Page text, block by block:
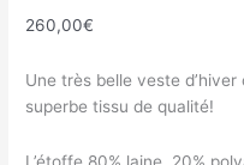
260,00€
Une très belle veste
superbe tissu de qualité!